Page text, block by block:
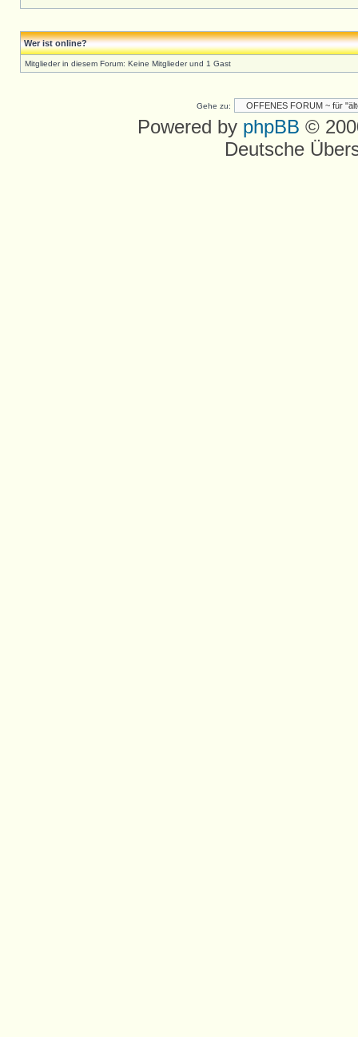
Wer ist online?
Mitglieder in diesem Forum: Keine Mitglieder und 1 Gast
Gehe zu:
Powered by phpBB ©
Deutsche